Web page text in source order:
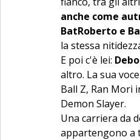
anche come
BatRoberto e
la stessa
E poi c'è lei:
altro. La sua
Ball Z, Ran Mori
Demon Slayer.
Una carriera da
appartengono a